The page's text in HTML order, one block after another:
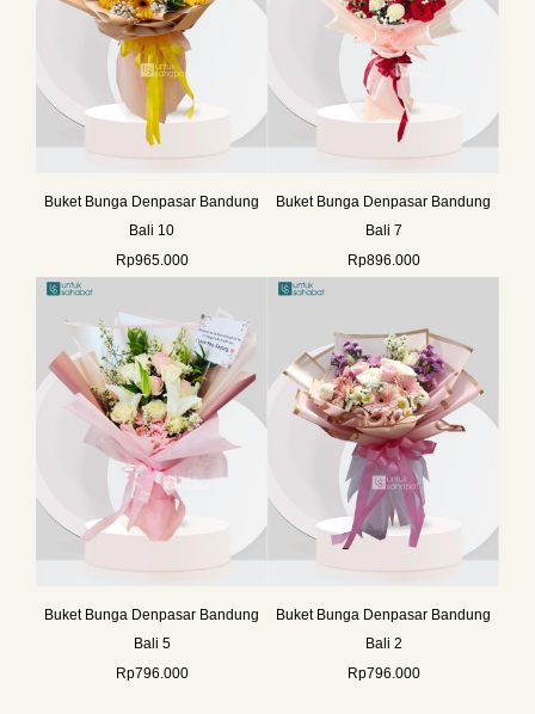
Buket Bunga Denpasar Bandung
Bali 10
Rp965.000
Buket Bunga Denpasar Bandung
Bali 7
Rp896.000
Buket Bunga Denpasar Bandung
Bali 5
Rp796.000
Buket Bunga Denpasar Bandung
Bali 2
Rp796.000